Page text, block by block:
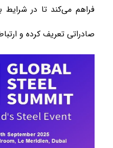
فراهم می‌کند تا در شرایط
صادراتی تعریف کرده و